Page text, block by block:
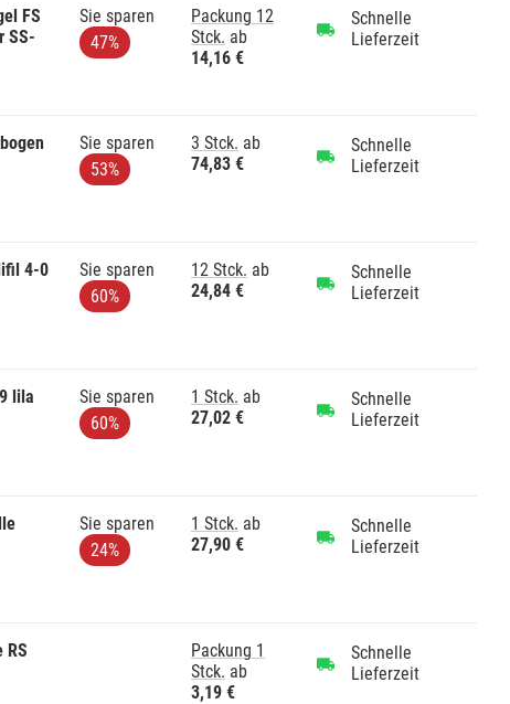
FS
SS-
Sie sparen
47%
Packung 12
Stck. ab
14,16 €
Schnelle
Lieferzeit
Sie sparen
53%
3 Stck. ab
74,83 €
Schnelle
Lieferzeit
4-0
Sie sparen
60%
12 Stck. ab
24,84 €
Schnelle
Lieferzeit
lila
Sie sparen
60%
1 Stck. ab
27,02 €
Schnelle
Lieferzeit
Sie sparen
24%
1 Stck. ab
27,90 €
Schnelle
Lieferzeit
RS
Packung 1
Stck. ab
3,19 €
Schnelle
Lieferzeit